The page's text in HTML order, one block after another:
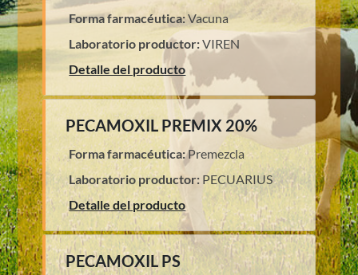
Forma farmacéutica:Vacuna
Laboratorio productor:VIREN
Detalle del producto
PECAMOXIL PREMIX 20%
Forma farmacéutica:Premezcla
Laboratorio productor: PECUARIUS
Detalle del producto
PECAMOXIL PS